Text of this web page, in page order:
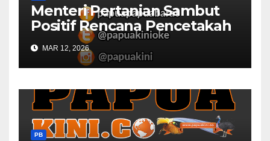
Menteri Pertanian Sambut
Positif Rencana Pencetakah
Sawah dan Ladang di Papua
Barat
MAR 12, 2026
PB